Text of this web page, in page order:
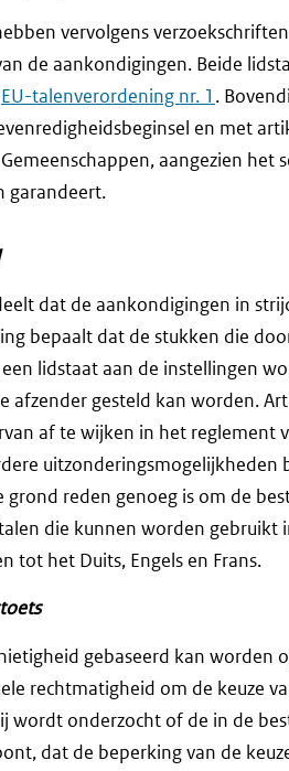
vervolgens
de aankondigingen. Beide
EU-talenverordening nr. 1 .
en met
aangezien het
garandeert.
dat de aankondigingen in
bepaalt dat de stukken die
lidstaat aan de instellingen
afzender gesteld kan worden.
af te wijken in het reglement
grond reden genoeg is om de
die kunnen worden gebruikt
tot het Duits, Engels en Frans.
gebaseerd kan worden
rechtmatigheid om de keuze
wordt onderzocht of de in de
dat de beperking van de